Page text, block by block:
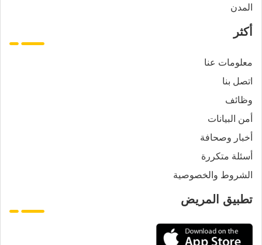
المدن
أكثر
معلومات عنا
اتصل بنا
وظائف
أمن البيانات
أخبار وصحافة
أسئلة متكررة
الشروط والخصوصية
تطبيق المريض